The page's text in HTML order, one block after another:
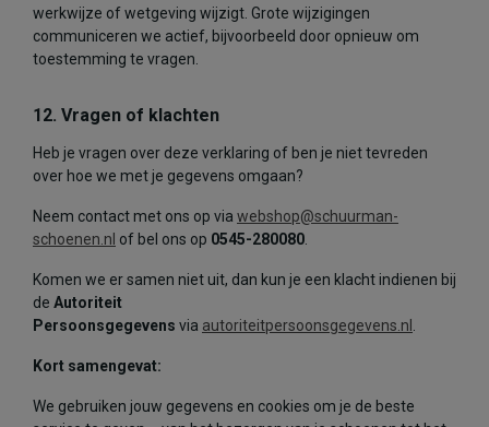
werkwijze of wetgeving wijzigt. Grote wijzigingen
communiceren we actief, bijvoorbeeld door opnieuw om
toestemming te vragen.
12. Vragen of klachten
Heb je vragen over deze verklaring of ben je niet tevreden
over hoe we met je gegevens omgaan?
Neem contact met ons op via webshop@schuurman-
schoenen.nl of bel ons op 0545-280080
Komen we er samen niet uit, dan kun je een klacht indienen bij
de Autoriteit
Persoonsgegevens via autoriteitpersoonsgegevens.nl
Kort samengevat:
We gebruiken jouw gegevens en cookies om je de beste